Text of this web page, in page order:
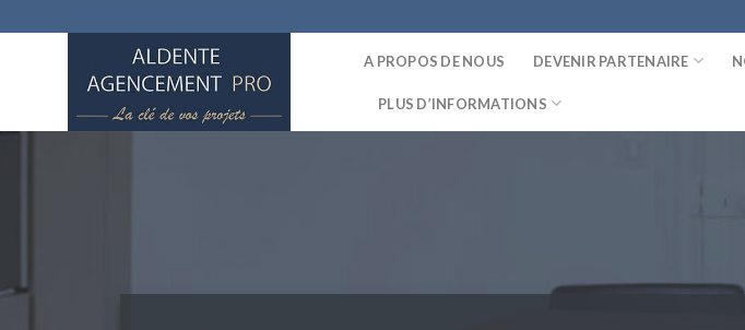
to
A PROPOS DE NOUS DEVENIR PARTENAIRE
PLUS D’INFORMATIONS